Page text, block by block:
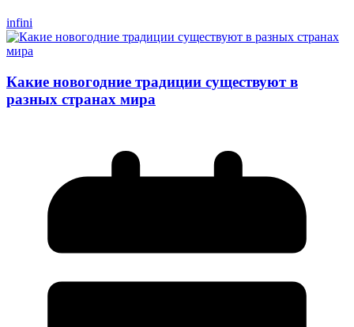
infini
Какие новогодние традиции существуют в
разных странах мира